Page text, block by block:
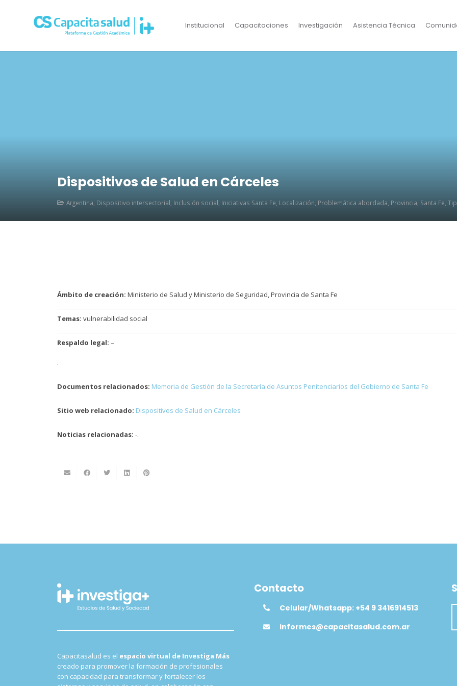
Institucional Capacitaciones Investigación Asistencia Técnica
Dispositivos de Salud en Cárceles
Argentina Dispositivo intersectorial Inclusión social Iniciativas Santa Fe Localización Problemática abordada Provincia Santa Fe
Ámbito de creación: Ministerio de Salud y Ministerio de Seguridad, Provincia de Santa Fe
Temas: vulnerabilidad social
Respaldo legal: –
.
Documentos relacionados: Memoria de Gestión de la Secretaría de Asuntos Penitenciarios del Gobierno de Santa Fe
Sitio web relacionado: Dispositivos de Salud en Cárceles
Noticias relacionadas: -.
Capacitasalud es el espacio virtual de Investiga Más
creado para promover la formación de profesionales
con capacidad para transformar y fortalecer los
Contacto
Celular/Whatsapp: +54 9 3416914513
informes@capacitasalud.com.ar